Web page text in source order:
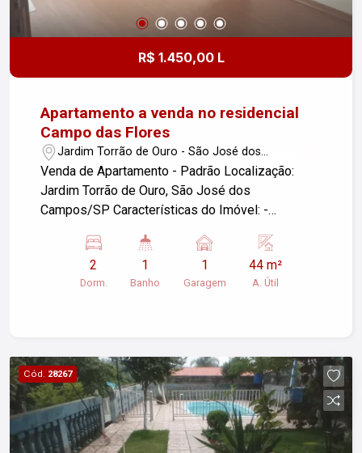
R$ 1.450,00 L
Apartamento a venda no residencial
Campo das Flores
Jardim Torrão de Ouro - São José dos
Campos/SP
Venda de Apartamento - Padrão Localização:
Jardim Torrão de Ouro, São José dos
Campos/SP Características do Imóvel: -
Este apartamento é ideal para quem busca
conforto e praticidade em uma localização
tranquila. Entre em contato para mais
2
Dorm.
1
Banho
1
Garagem
44 m²
A. Útil
Cód. 28267